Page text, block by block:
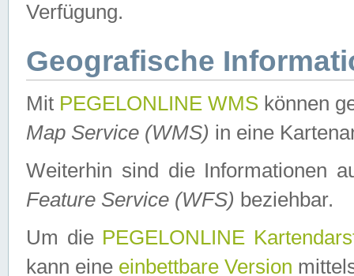
Verfügung.
Geografische
Mit PEGELONLINE WMS können
Map Service (WMS) in eine
Weiterhin sind die Informationen
Feature Service (WFS) beziehbar.
Um die PEGELONLINE
kann eine einbettbare Version